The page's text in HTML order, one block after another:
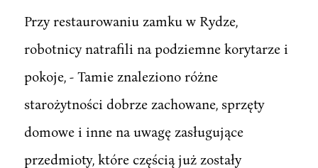
Przy restaurowaniu zamku w Rydze,
robotnicy natrafili na podziemne korytarze i
pokoje, - Tamie znaleziono różne
starożytności dobrze zachowane, sprzęty
domowe i inne na uwagę zasługujące
przedmioty, które częścią już zostały